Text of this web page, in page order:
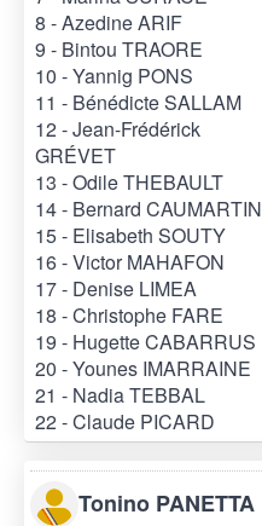
8 - Azedine ARIF
9 - Bintou TRAORE
10 - Yannig PONS
11 - Bénédicte SALLAM
12 - Jean-Frédérick
GRÉVET
13 - Odile THEBAULT
14 - Bernard CAUMARTIN
15 - Elisabeth SOUTY
16 - Victor MAHAFON
17 - Denise LIMEA
18 - Christophe FARE
19 - Hugette CABARRUS
20 - Younes IMARRAINE
21 - Nadia TEBBAL
22 - Claude PICARD
Tonino PANETTA